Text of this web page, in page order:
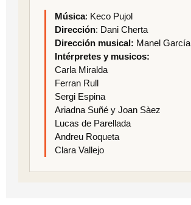
Música: Keco Pujol
Dirección: Dani Cherta
Dirección musical: Manel García
Intérpretes y musicos:
Carla Miralda
Ferran Rull
Sergi Espina
Ariadna Suñé y Joan Sàez
Lucas de Parellada
Andreu Roqueta
Clara Vallejo